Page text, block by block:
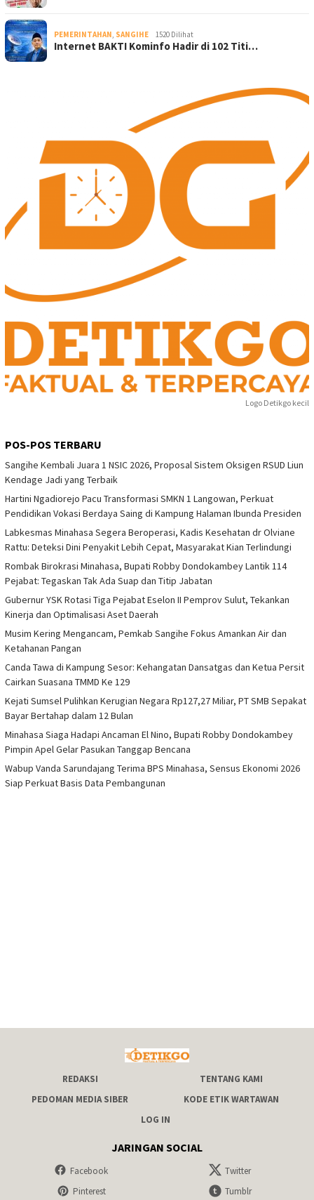
PEMERINTAHAN, SANGIHE 1520 Dilihat
Internet BAKTI Kominfo Hadir di 102 Titi…
Logo Detikgo kecil
POS-POS TERBARU
Sangihe Kembali Juara 1 NSIC 2026, Proposal Sistem Oksigen RSUD Liun
Kendage Jadi yang Terbaik
Hartini Ngadiorejo Pacu Transformasi SMKN 1 Langowan, Perkuat
Pendidikan Vokasi Berdaya Saing di Kampung Halaman Ibunda Presiden
Labkesmas Minahasa Segera Beroperasi, Kadis Kesehatan dr Olviane
Rattu: Deteksi Dini Penyakit Lebih Cepat, Masyarakat Kian Terlindungi
Rombak Birokrasi Minahasa, Bupati Robby Dondokambey Lantik 114
Pejabat: Tegaskan Tak Ada Suap dan Titip Jabatan
Gubernur YSK Rotasi Tiga Pejabat Eselon II Pemprov Sulut, Tekankan
Kinerja dan Optimalisasi Aset Daerah
Musim Kering Mengancam, Pemkab Sangihe Fokus Amankan Air dan
Ketahanan Pangan
Canda Tawa di Kampung Sesor: Kehangatan Dansatgas dan Ketua Persit
Cairkan Suasana TMMD Ke 129
Kejati Sumsel Pulihkan Kerugian Negara Rp127,27 Miliar, PT SMB Sepakat
Bayar Bertahap dalam 12 Bulan
Minahasa Siaga Hadapi Ancaman El Nino, Bupati Robby Dondokambey
Pimpin Apel Gelar Pasukan Tanggap Bencana
Wabup Vanda Sarundajang Terima BPS Minahasa, Sensus Ekonomi 2026
Siap Perkuat Basis Data Pembangunan
REDAKSI
TENTANG KAMI
PEDOMAN MEDIA SIBER
KODE ETIK WARTAWAN
LOG IN
JARINGAN SOCIAL
Facebook
Twitter
Pinterest
Tumblr